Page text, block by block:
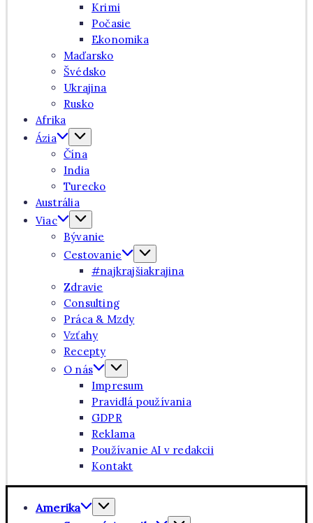
Krimi
Počasie
Ekonomika
Maďarsko
Švédsko
Ukrajina
Rusko
Afrika
Ázia
Čína
India
Turecko
Austrália
Viac
Bývanie
Cestovanie
#najkrajšiakrajina
Zdravie
Consulting
Práca & Mzdy
Vzťahy
Recepty
O nás
Impresum
Pravidlá používania
GDPR
Reklama
Používanie AI v redakcii
Kontakt
Amerika